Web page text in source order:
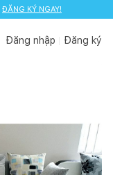
ĐĂNG KÝ NGAY!
Đăng nhập Đăng ký